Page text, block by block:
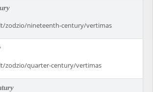
zodzio/nineteenth-century/vertimas
zodzio/quarter-century/vertimas